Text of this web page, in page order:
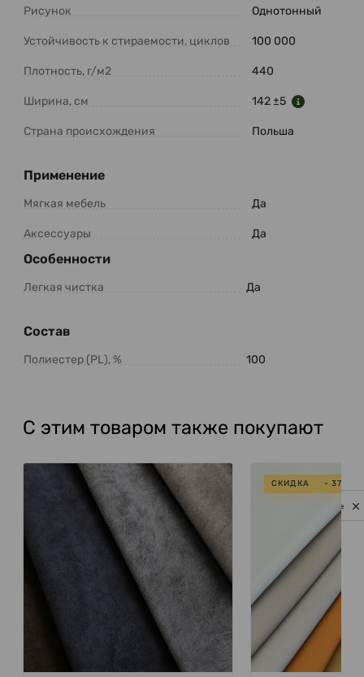
Рисунок Однотонный
Устойчивость к стираемости, циклов 100 000
Плотность, г/м2 440
Ширина, см 142 ±5
Страна происхождения Польша
Применение
Мягкая мебель Да
Аксессуары Да
Особенности
Легкая чистка Да
Состав
Полиестер (PL), % 100
С этим товаром также покупают
СКИДКА - 37%
Privacy notice